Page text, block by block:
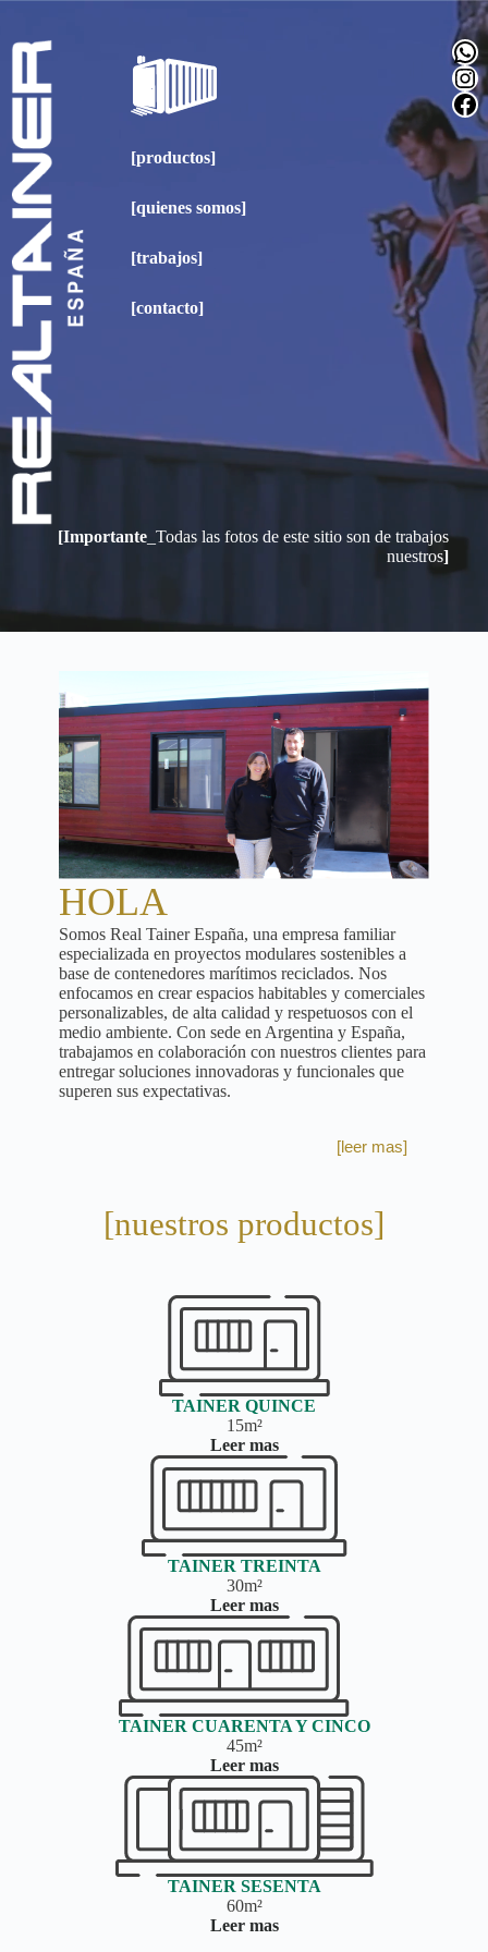
contenido
[productos]
[quienes somos]
[trabajos]
[contacto]
WhatsApp
Instagram
Facebook
[Importante _Todas las fotos de este sitio son de trabajos
nuestros]
HOLA
Somos Real Tainer España, una empresa familiar
especializada en proyectos modulares sostenibles a
base de contenedores marítimos reciclados. Nos
enfocamos en crear espacios habitables y comerciales
personalizables, de alta calidad y respetuosos con el
medio ambiente. Con sede en Argentina y España,
trabajamos en colaboración con nuestros clientes para
entregar soluciones innovadoras y funcionales que
superen sus expectativas.
[leer mas]
[nuestros productos]
TAINER QUINCE
15m²
Leer mas
TAINER TREINTA
30m²
Leer mas
TAINER CUARENTA Y CINCO
45m²
Leer mas
TAINER SESENTA
60m²
Leer mas